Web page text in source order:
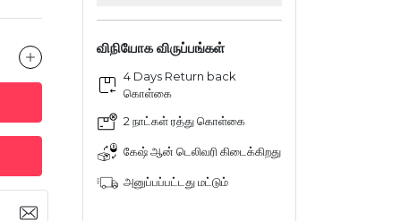
விநியோக விருப்பங்கள்
4 Days Return back
கொள்கை
2 நாட்கள் ரத்து கொள்கை
கேஷ் ஆன் டெலிவரி கிடைக்கிறது
அனுப்பப்பட்டது மட்டும்